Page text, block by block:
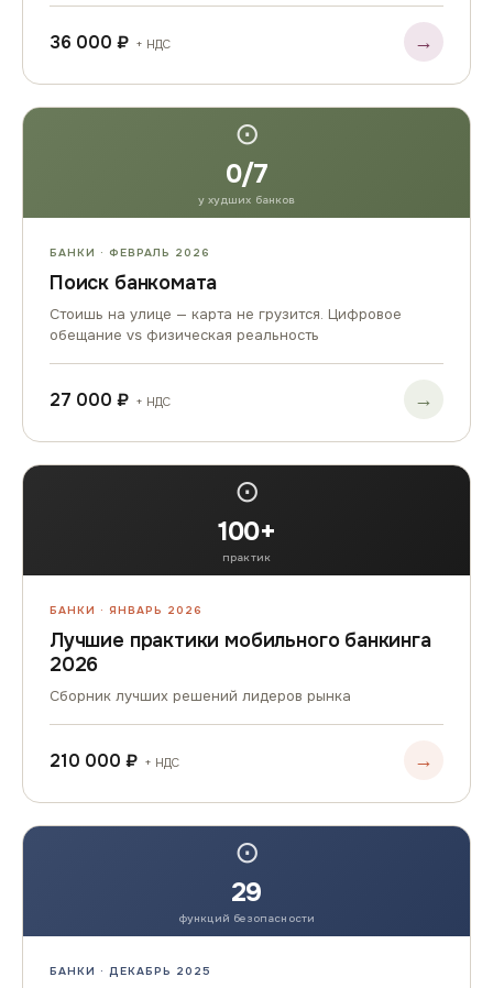
36 000 ₽ + НДС →
⊙
0/7
у худших банков
БАНКИ · ФЕВРАЛЬ 2026
Поиск банкомата
Стоишь на улице — карта не грузится. Цифровое
обещание vs физическая реальность
27 000 ₽ + НДС →
⊙
100+
практик
БАНКИ · ЯНВАРЬ 2026
Лучшие практики мобильного банкинга
2026
Сборник лучших решений лидеров рынка
210 000 ₽ + НДС →
⊙
29
функций безопасности
БАНКИ · ДЕКАБРЬ 2025